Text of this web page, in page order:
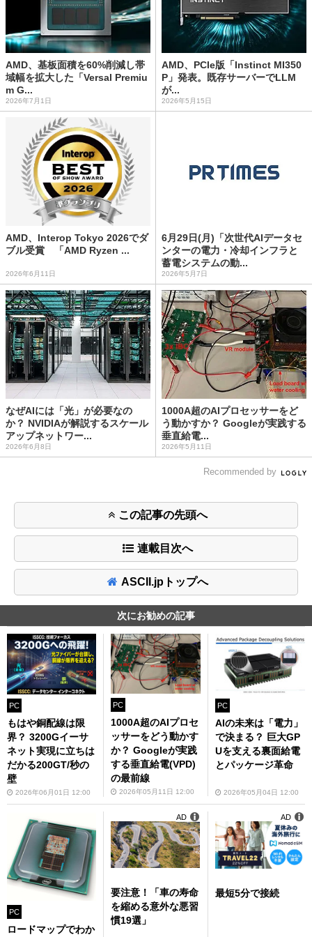
AMD、基板面積を60%削減し帯
域幅を拡大した「Versal Premiu
m G...
2026年7月1日
AMD、PCIe版「Instinct MI350
P」発表。既存サーバーでLLM
が...
2026年5月15日
AMD、Interop Tokyo 2026でダ
ブル受賞 「AMD Ryzen ...
2026年6月11日
6月29日(月)「次世代AIデータセ
ンターの電力・冷却インフラと
蓄電システムの動...
2026年5月7日
なぜAIには「光」が必要なの
か？ NVIDIAが解説するスケール
アップネットワー...
2026年6月8日
1000A超のAIプロセッサーをど
う動かすか？ Googleが実践する
垂直給電...
2026年5月11日
Recommended by
この記事の先頭へ
連載目次へ
ASCII.jpトップへ
次にお勧めの記事
PC
もはや銅配線は限
界？ 3200Gイーサ
ネット実現に立ちは
だかる200GT/秒の
壁
2026年06月01日 12:00
PC
1000A超のAIプロセ
ッサーをどう動かす
か？ Googleが実践
する垂直給電(VPD)
の最前線
2026年05月11日 12:00
PC
AIの未来は「電力」
で決まる？ 巨大GP
Uを支える裏面給電
とパッケージ革命
2026年05月04日 12:00
PC
ロードマップでわか
要注意！「車の寿命
を縮める意外な悪習
慣19選」
AD
最短5分で接続
AD